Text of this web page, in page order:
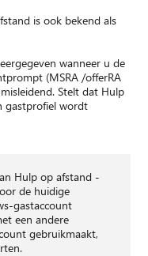
is ook bekend als
wanneer u de
(MSRA /offerRA
Stelt dat Hulp
gastprofiel wordt
Hulp op afstand -
de huidige
gastaccount
een andere
gebruikmaakt,